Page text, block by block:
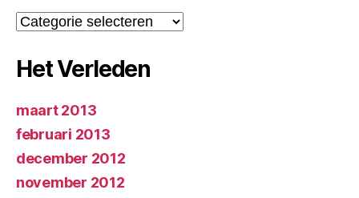
Categorisch
Het Verleden
maart 2013
februari 2013
december 2012
november 2012